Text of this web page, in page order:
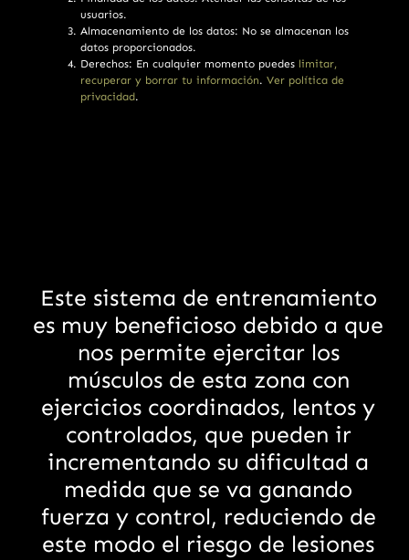
Este sistema de entrenamiento
es muy beneficioso debido a que
nos permite ejercitar los
músculos de esta zona con
ejercicios coordinados, lentos y
controlados, que pueden ir
incrementando su dificultad a
medida que se va ganando
fuerza y control, reduciendo de
este modo el riesgo de lesiones
usuarios.
Almacenamiento de los datos: No se almacenan los
datos proporcionados.
Derechos: En cualquier momento puedes limitar,
recuperar y borrar tu información. Ver política de
privacidad.